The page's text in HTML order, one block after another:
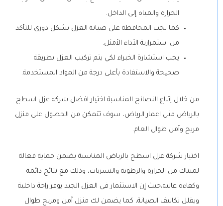
الحرارة والمياه إلى الداخل.
كما يجب المحافظة على صيانة العزل بشكل دوري للتأكد
من استمرارية الأداء الأمثل.
يجب استشارة الخبراء لكي يتم تركيب العزل بطريقة
صحيحة والاستفادة بأعلى درجة من المواد المستخدمة.
من خلال إتباع النصائح المناسبة اختيار افضل شركة عزل اسطح
بالرياض مثل اعمار الرياض، سوف تتمكن من الحصول على منزل
مريح وآمن طوال العام.
اختيار شركة عزل اسطح بالرياض المناسبة يضمن حماية فعالة
لمبناك من الحرارة والرطوبة والتسربات، وذلك مع نتائج دائمة
وكفاءة عالية،حيث إن الاستثمار في العزل الجيد يوفر راحة داخلية
ويقلل تكاليف الصيانة، كما يضمن لك منزل آمن ومريح طوال